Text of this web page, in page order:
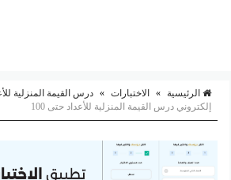
الرئيسية » الاختبارات » درس القيمة المنزلية
إلكتروني درس القيمة المنزلية للأعداد حتى 100